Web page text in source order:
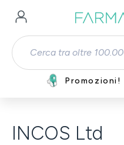
Passa al contenuto principale
Promozioni!
INCOS Ltd